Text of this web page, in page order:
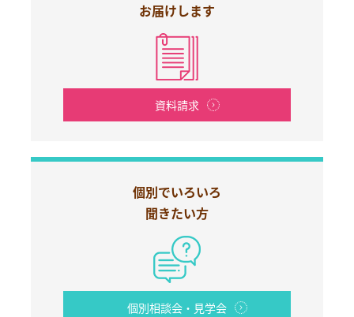
お届けします
資料請求
個別でいろいろ
聞きたい方
個別相談会・見学会